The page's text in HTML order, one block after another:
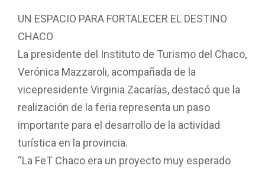
UN ESPACIO PARA FORTALECER EL DESTINO
CHACO
La presidente del Instituto de Turismo del Chaco,
Verónica Mazzaroli, acompañada de la
vicepresidente Virginia Zacarías, destacó que la
realización de la feria representa un paso
importante para el desarrollo de la actividad
turística en la provincia.
“La FeT Chaco era un proyecto muy esperado